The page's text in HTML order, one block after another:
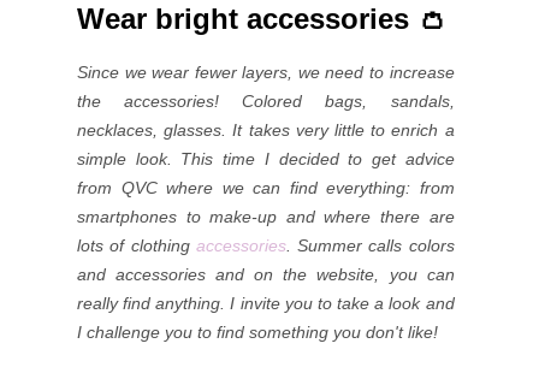
Wear bright accessories 👛
Since we wear fewer layers, we need to increase
the accessories! Colored bags, sandals,
necklaces, glasses. It takes very little to enrich a
simple look. This time I decided to get advice
from QVC where we can find everything: from
smartphones to make-up and where there are
lots of clothing accessories. Summer calls colors
and accessories and on the website, you can
really find anything. I invite you to take a look and
I challenge you to find something you don't like!